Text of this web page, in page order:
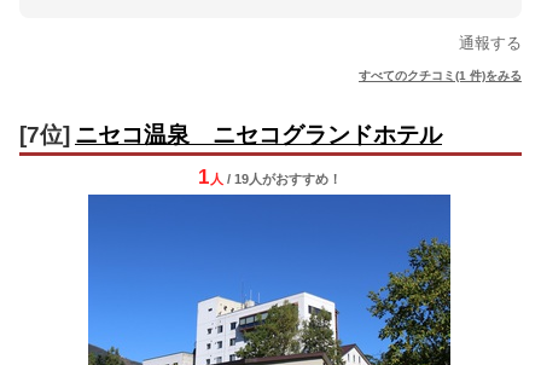
通報する
すべてのクチコミ(1 件)をみる
[7位] ニセコ温泉 ニセコグランドホテル
1 人 / 19人がおすすめ！